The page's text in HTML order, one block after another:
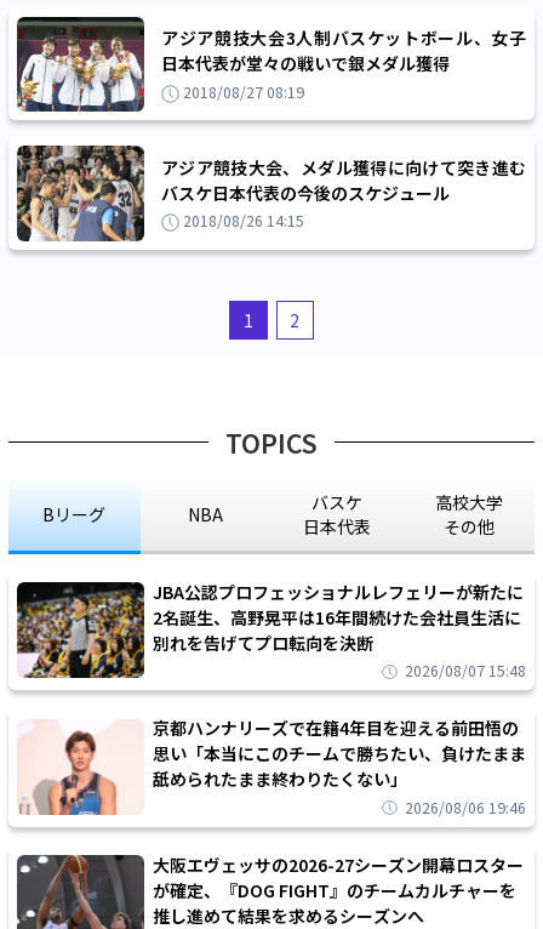
アジア競技大会3人制バスケットボール、女子
日本代表が堂々の戦いで銀メダル獲得
2018/08/27 08:19
アジア競技大会、メダル獲得に向けて突き進む
バスケ日本代表の今後のスケジュール
2018/08/26 14:15
1 2
TOPICS
Bリーグ NBA
バスケ
日本代表
高校大学
その他
JBA公認プロフェッショナルレフェリーが新たに
2名誕生、高野晃平は16年間続けた会社員生活に
別れを告げてプロ転向を決断
2026/08/07 15:48
京都ハンナリーズで在籍4年目を迎える前田悟の
思い「本当にこのチームで勝ちたい、負けたまま
舐められたまま終わりたくない」
2026/08/06 19:46
大阪エヴェッサの2026-27シーズン開幕ロスター
が確定、『DOG FIGHT』のチームカルチャーを
推し進めて結果を求めるシーズンへ